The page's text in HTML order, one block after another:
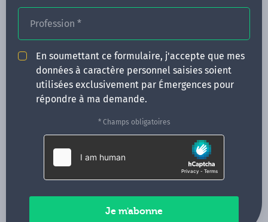
Profession *
En soumettant ce formulaire, j'accepte que mes
données à caractère personnel saisies soient
utilisées exclusivement par Émergences pour
répondre à ma demande.
* Champs obligatoires
ACTUALITÉS
INFOS PRATIQUES
Qui sommes-nous ?
35000 Rennes
02 99 05 25 47
Contactez-nous